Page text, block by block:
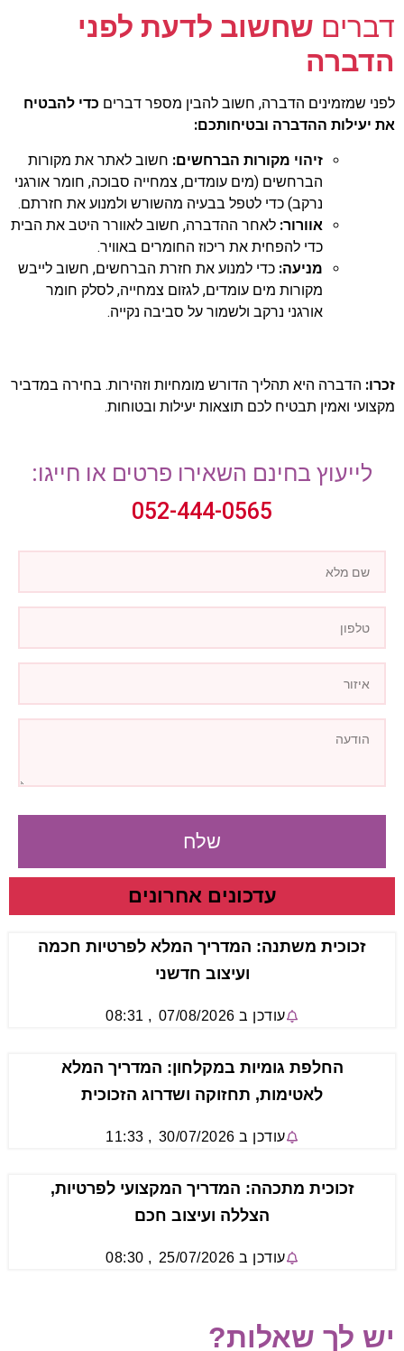
דברים שחשוב לדעת לפני
הדברה
לפני שמזמינים הדברה, חשוב להבין מספר דברים כדי להבטיח
את יעילות ההדברה ובטיחותכם:
זיהוי מקורות הברחשים: חשוב לאתר את מקורות
הברחשים (מים עומדים, צמחייה סבוכה, חומר אורגני
נרקב) כדי לטפל בבעיה מהשורש ולמנוע את חזרתם.
אוורור: לאחר ההדברה, חשוב לאוורר היטב את הבית
כדי להפחית את ריכוז החומרים באוויר.
מניעה: כדי למנוע את חזרת הברחשים, חשוב לייבש
מקורות מים עומדים, לגזום צמחייה, לסלק חומר
אורגני נרקב ולשמור על סביבה נקייה.
זכרו: הדברה היא תהליך הדורש מומחיות וזהירות. בחירה במדביר
מקצועי ואמין תבטיח לכם תוצאות יעילות ובטוחות.
לייעוץ בחינם השאירו פרטים או חייגו:
052-444-0565
שלח
עדכונים אחרונים
זכוכית משתנה: המדריך המלא לפרטיות חכמה
ועיצוב חדשני
עודכן ב 07/08/2026
,
08:31
החלפת גומיות במקלחון: המדריך המלא
לאטימות, תחזוקה ושדרוג הזכוכית
עודכן ב 30/07/2026
,
11:33
זכוכית מתכהה: המדריך המקצועי לפרטיות,
הצללה ועיצוב חכם
עודכן ב 25/07/2026
,
08:30
יש לך שאלות?